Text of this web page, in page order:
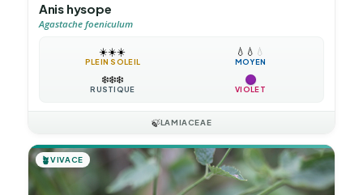
Anis hysope
Agastache foeniculum
☀️☀️☀️
PLEIN SOLEIL
💧 💧 💧
MOYEN
❄️❄️❄️
RUSTIQUE VIOLET
🍃LAMIACEAE
🪴VIVACE